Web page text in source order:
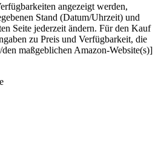
angezeigt werden,
Stand (Datum/Uhrzeit) und
Seite jederzeit ändern. Für den Kauf
zu Preis und Verfügbarkeit, die
maßgeblichen Amazon-Website(s)]